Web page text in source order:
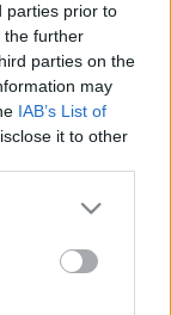
parties prior to
the further
parties on the
may
IAB’s List of
it to other
more Google
may click to
party tags to
below Google
από την
άνδρα
Century